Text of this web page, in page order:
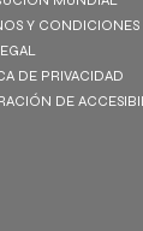
Y CONDICIONES
DE PRIVACIDAD
DE